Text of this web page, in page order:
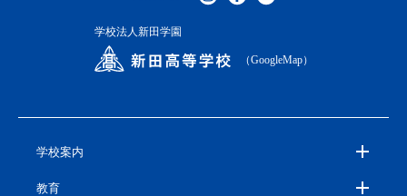
学校法人新田学園
（GoogleMap）
学校案内
教育